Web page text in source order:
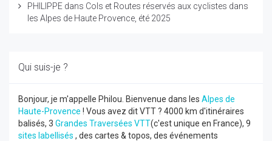
PHILIPPE dans Cols et Routes réservés aux cyclistes dans
les Alpes de Haute Provence, été 2025
Qui suis-je ?
Bonjour, je m'appelle Philou. Bienvenue dans les Alpes de
Haute-Provence ! Vous avez dit VTT ? 4000 km d'itinéraires
balisés, 3 Grandes Traversées VTT(c'est unique en France), 9
sites labellisés , des cartes & topos, des événements